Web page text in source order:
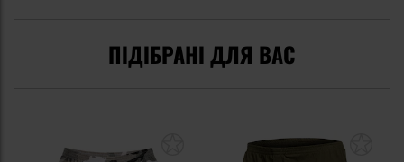
ПІДІБРАНІ ДЛЯ ВАС